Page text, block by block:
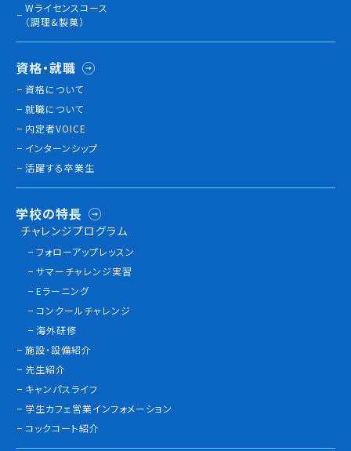
Wライセンスコース
（調理&製菓）
資格・就職
資格について
就職について
内定者VOICE
インターンシップ
活躍する卒業生
学校の特長
チャレンジプログラム
フォローアップレッスン
サマーチャレンジ実習
Eラーニング
コンクールチャレンジ
海外研修
施設・設備紹介
先生紹介
キャンパスライフ
学生カフェ営業インフォメーション
コックコート紹介